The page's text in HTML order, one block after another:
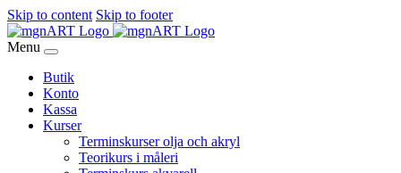
Skip to content Skip to footer
Menu
Butik
Konto
Kassa
Kurser
Terminskurser olja och akryl
Teorikurs i måleri